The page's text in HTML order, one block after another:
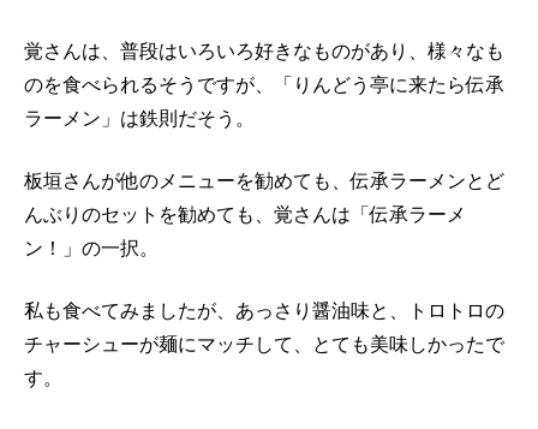
覚さんは、普段はいろいろ好きなものがあり、様々なも
のを食べられるそうですが、「りんどう亭に来たら伝承
ラーメン」は鉄則だそう。
板垣さんが他のメニューを勧めても、伝承ラーメンとど
んぶりのセットを勧めても、覚さんは「伝承ラーメ
ン！」の一択。
私も食べてみましたが、あっさり醤油味と、トロトロの
チャーシューが麺にマッチして、とても美味しかったで
す。